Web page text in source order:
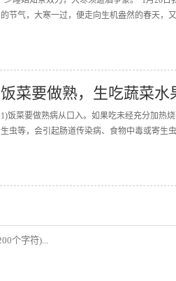
的节气，大寒一过，便走向生机盎然的春天，
饭菜要做熟，生吃蔬菜水
1)饭菜要做熟病从口入。如果吃未经充分加热
生虫等，会引起肠道传染病、食物中毒或寄生